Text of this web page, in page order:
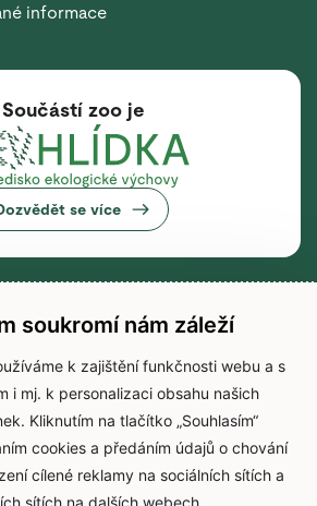
informace
Součástí zoo je
se více
soukromí nám záleží
k zajištění funkčnosti webu a s
i mj. k personalizaci obsahu našich
Kliknutím na tlačítko „Souhlasím“
cookies a předáním údajů o chování
cílené reklamy na sociálních sítích a
sítích na dalších webech.